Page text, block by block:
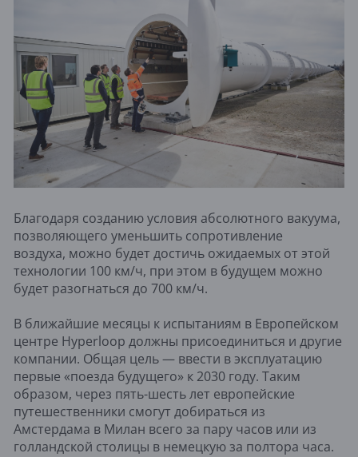
Благодаря созданию условия абсолютного вакуума,
позволяющего уменьшить сопротивление
воздуха, можно будет достичь ожидаемых от этой
технологии 100 км/ч, при этом в будущем можно
будет разогнаться до 700 км/ч.
В ближайшие месяцы к испытаниям в Европейском
центре Hyperloop должны присоединиться и другие
компании. Общая цель — ввести в эксплуатацию
первые «поезда будущего» к 2030 году. Таким
образом, через пять-шесть лет европейские
путешественники смогут добираться из
Амстердама в Милан всего за пару часов или из
голландской столицы в немецкую за полтора часа.